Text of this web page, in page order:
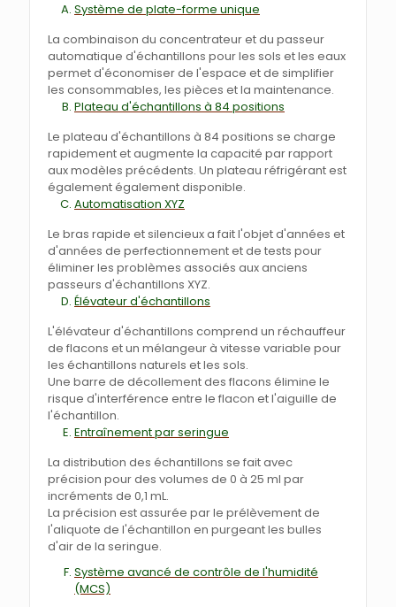
Système de plate-forme unique
La combinaison du concentrateur et du passeur
automatique d'échantillons pour les sols et les eaux
permet d'économiser de l'espace et de simplifier
les consommables, les pièces et la maintenance.
Plateau d'échantillons à 84 positions
Le plateau d'échantillons à 84 positions se charge
rapidement et augmente la capacité par rapport
aux modèles précédents. Un plateau réfrigérant est
également également disponible.
Automatisation XYZ
Le bras rapide et silencieux a fait l'objet d'années et
d'années de perfectionnement et de tests pour
éliminer les problèmes associés aux anciens
passeurs d'échantillons XYZ.
Élévateur d'échantillons
L'élévateur d'échantillons comprend un réchauffeur
de flacons et un mélangeur à vitesse variable pour
les échantillons naturels et les sols.
Une barre de décollement des flacons élimine le
risque d'interférence entre le flacon et l'aiguille de
l'échantillon.
Entraînement par seringue
La distribution des échantillons se fait avec
précision pour des volumes de 0 à 25 ml par
incréments de 0,1 mL.
La précision est assurée par le prélèvement de
l'aliquote de l'échantillon en purgeant les bulles
d'air de la seringue.
Système avancé de contrôle de l'humidité
(MCS)